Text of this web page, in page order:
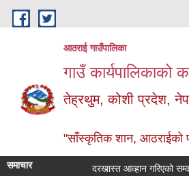
Skip to main content
आठराई गाउँपालिका
गाउँ कार्यपालिकाको
तेह्रथुम, कोशी प्रदेश,
"साँस्कृतिक शान, आठराईको
समाचार दरखास्त आव्हान गरिएको